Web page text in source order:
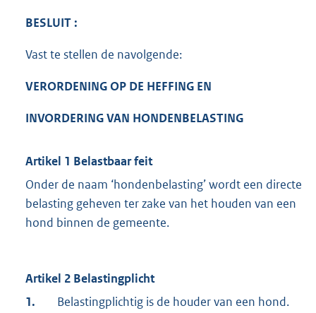
BESLUIT:
Vast te stellen de navolgende:
VERORDENING OP DE HEFFING EN
INVORDERINGVAN HONDENBELASTING
Artikel 1 Belastbaar feit
Onder de naam ‘hondenbelasting’ wordt een directe
belasting geheven ter zake van het houden van een
hond binnen de gemeente.
Artikel 2 Belastingplicht
1.
Belastingplichtig is de houder van een hond.